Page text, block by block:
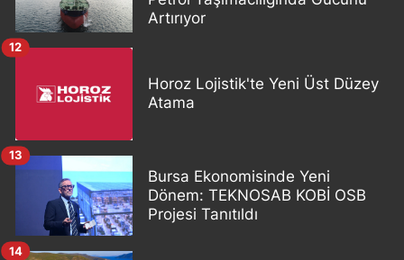
Artırıyor
Horoz Lojistik'te Yeni Üst Düzey
Atama
12
Bursa Ekonomisinde Yeni
Dönem: TEKNOSAB KOBİ OSB
Projesi Tanıtıldı
13
14